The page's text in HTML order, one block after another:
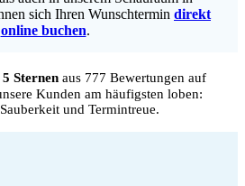
sich Ihren Wunschtermin direkt
online buchen.
Sternen aus 777 Bewertungen auf
Kunden am häufigsten loben:
und Termintreue.